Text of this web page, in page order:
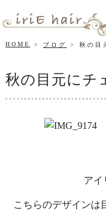
HOME ブログ 秋の目
秋の目元にチ
アイ
こちらのデザインは